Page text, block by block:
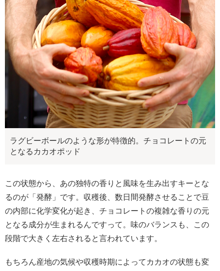
ラグビーボールのような形が特徴的。チョコレートの元
となるカカオポッド
この状態から、あの独特の香りと風味を生み出すキーとな
るのが「発酵」です。収穫後、数日間発酵させることで豆
の内部に化学変化が起き、チョコレートの複雑な香りの元
となる成分が生まれるんですって。味のバランスも、この
段階で大きく左右されると言われています。
もちろん産地の気候や収穫時期によってカカオの状態も変